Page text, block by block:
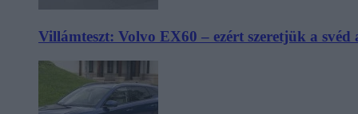
Villámteszt: Volvo EX60 – ezért szeretjük a svéd